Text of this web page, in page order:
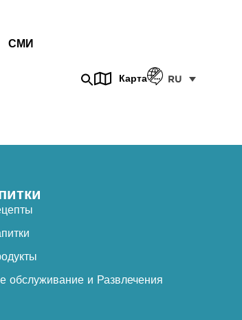
СМИ
Карта RU
обслуживание и Развлечения